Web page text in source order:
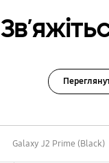
Galaxy J2 Prime (Black)